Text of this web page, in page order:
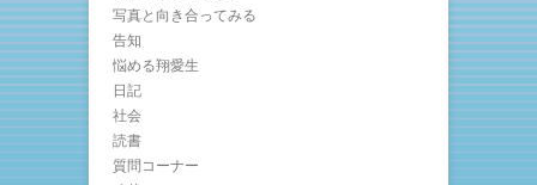
写真と向き合ってみる
告知
悩める翔愛生
日記
社会
読書
質問コーナー